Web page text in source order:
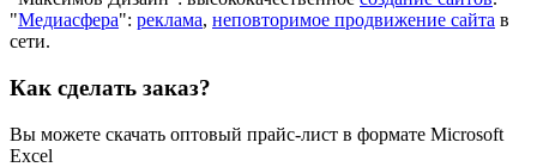
"Медиасфера": реклама, неповторимое продвижение сайта в
сети.
Как сделать заказ?
Вы можете скачать оптовый прайс-лист в формате Microsoft
Excel